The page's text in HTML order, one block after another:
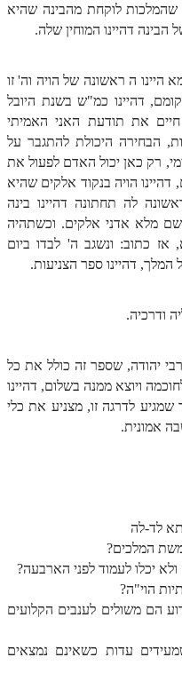
שהמלכות לוקחת מהבינה שהיא
הבינה דהיינו המוחין שלה.
היינו ה ראשונה של הויה וה' זו
דהיינו כמ"ש בשנת היובל
את תודעת האני האמיתי
הבחירה היכולת להתגבר על
רק כאן יכול האדם לפעול את
הויה בנקוד אלקים שהיא
לה תחתונה דהיינו בינה
מלא אדני אלקים. וכשתהיה
אז כתוב: ונשגב ה' לבדו ביום
דהיינו ספר הצניעות.
ודרכיה.
יהודה, שספר זה כולל את כל
ויוצא ממנה בשלום, דהיינו
לדרגה זו, מצניע את כלי
אמונית.
לד-לה
הם משולים לענבים הקלועים
עדות כשאינם נמצאים